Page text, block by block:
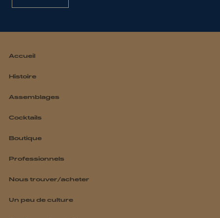
Accueil
Histoire
Assemblages
Cocktails
Boutique
Professionnels
Nous trouver/acheter
Un peu de culture